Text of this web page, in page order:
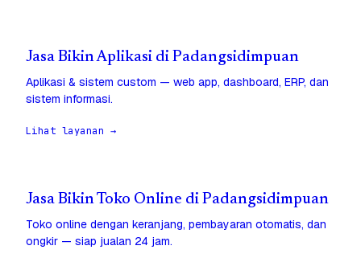
Jasa Bikin Aplikasi di Padangsidimpuan
Aplikasi & sistem custom — web app, dashboard, ERP, dan
sistem informasi.
Lihat layanan →
Jasa Bikin Toko Online di Padangsidimpuan
Toko online dengan keranjang, pembayaran otomatis, dan
ongkir — siap jualan 24 jam.